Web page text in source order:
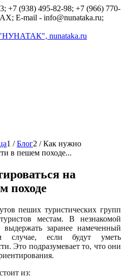
+7 (938) 495-82-98; +7 (966) 770-
E-mail - info@nunataka.ru;
1 / Блог2 / Как нужно
в пешем походе...
на
походе
пеших туристических групп
местам. В незнакомой
заранее намеченный
если будут уметь
Это подразумевает то, что они
из: